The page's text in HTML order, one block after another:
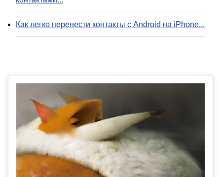
Как легко перенести контакты с Android на iPhone...